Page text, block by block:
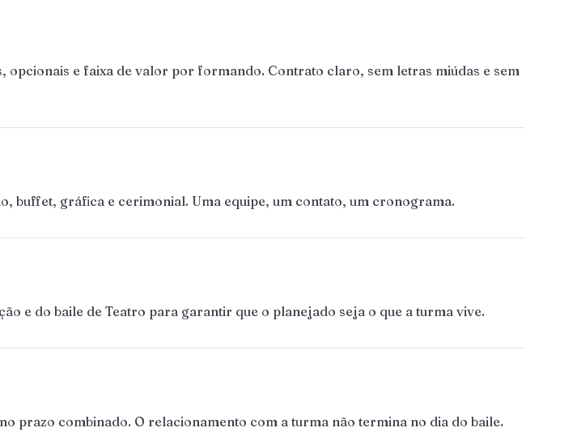
opcionais e faixa de valor por formando. Contrato claro, sem letras miúdas e sem
buffet, gráfica e cerimonial. Uma equipe, um contato, um cronograma.
e do baile de Teatro para garantir que o planejado seja o que a turma vive.
prazo combinado. O relacionamento com a turma não termina no dia do baile.